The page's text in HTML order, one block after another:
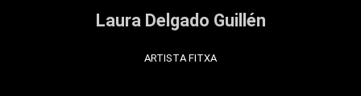
Laura Delgado Guillén
ARTISTA FITXA